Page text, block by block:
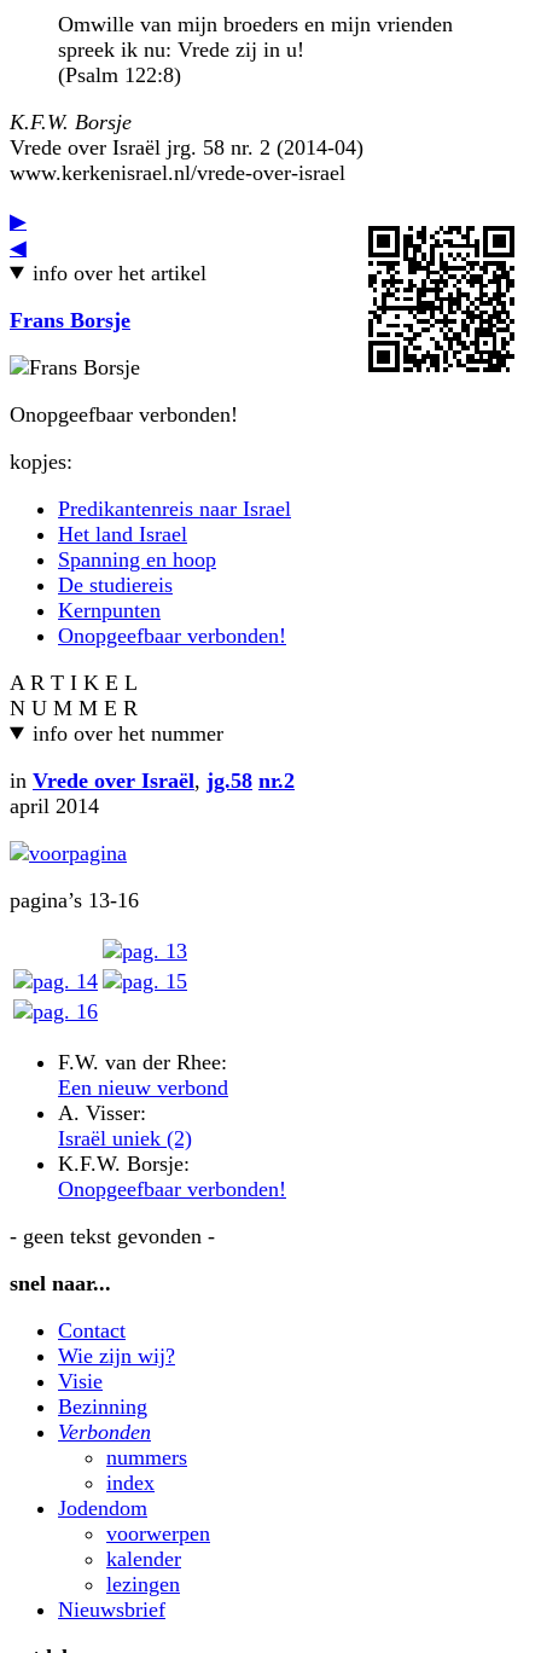
Omwille van mijn broeders en mijn vrienden
spreek ik nu: Vrede zij in u!
(Psalm 122:8)
K.F.W. Borsje
Vrede over Israël jrg. 58 nr. 2 (2014-04)
www.kerkenisrael.nl/vrede-over-israel
▶
◀
info over het artikel
Frans Borsje
Onopgeefbaar verbonden!
kopjes:
Predikantenreis naar Israel
Het land Israel
Spanning en hoop
De studiereis
Kernpunten
Onopgeefbaar verbonden!
A R T I K E L
N U M M E R
info over het nummer
in Vrede over Israël, jg.58 nr.2
april 2014
pagina’s 13-16
F.W. van der Rhee:
Een nieuw verbond
A. Visser:
Israël uniek (2)
K.F.W. Borsje:
Onopgeefbaar verbonden!
- geen tekst gevonden -
snel naar...
Contact
Wie zijn wij?
Visie
Bezinning
Verbonden
nummers
index
Jodendom
voorwerpen
kalender
lezingen
Nieuwsbrief